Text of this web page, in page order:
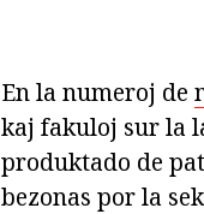
En la numeroj de
kaj fakuloj sur la
produktado de
bezonas por la